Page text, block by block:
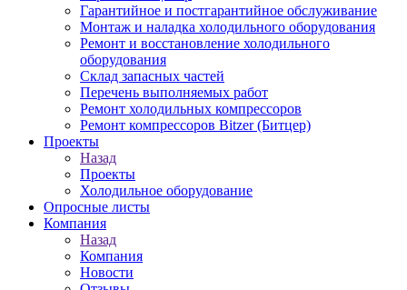
Гарантийное и постгарантийное обслуживание
Монтаж и наладка холодильного оборудования
Ремонт и восстановление холодильного
оборудования
Склад запасных частей
Перечень выполняемых работ
Ремонт холодильных компрессоров
Ремонт компрессоров Bitzer (Битцер)
Проекты
Назад
Проекты
Холодильное оборудование
Опросные листы
Компания
Назад
Компания
Новости